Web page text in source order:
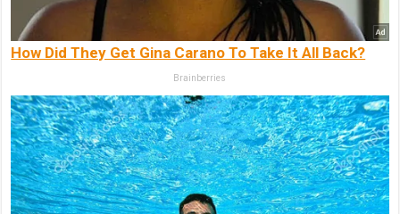
How Did They Get Gina Carano To Take It All Back?
Brainberries